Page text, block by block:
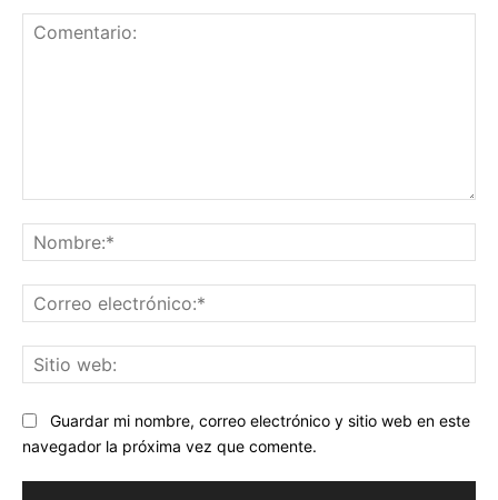
Guardar mi nombre, correo electrónico y sitio web en este
navegador la próxima vez que comente.